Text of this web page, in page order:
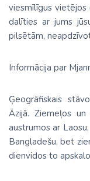
viesmīlīgus vietējos
dalīties ar jums
pilsētām,
Informācija par
Ģeogrāfiskais
Āzijā. Ziemeļos un
austrumos ar
Bangladešu, bet
dienvidos to